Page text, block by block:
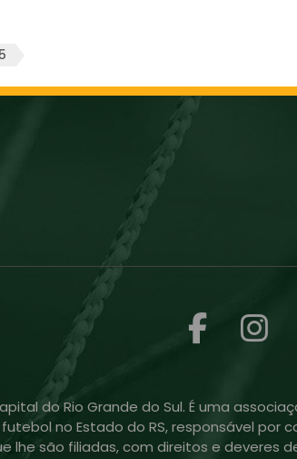
do Rio Grande do Sul. É uma
no Estado do RS, responsável por
lhe são filiadas, com direitos e deveres